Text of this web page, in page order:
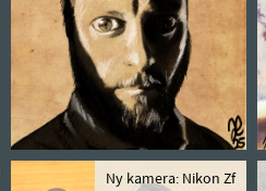
Ny kamera: Nikon Zf